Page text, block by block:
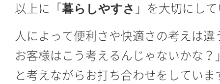
以上に「暮らしやすさ 」を大切にし
人によって便利さや快適さの考えは違
お客様はこう考えるんじゃないかな？
と考えながらお打ち合わせをしていま